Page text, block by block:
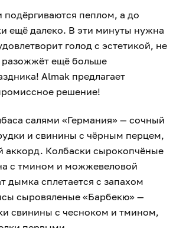
подёргиваются пеплом, а до
ещё далеко. В эти минуты нужна
голод с эстетикой, не
разожжёт ещё больше
Almak предлагает
решение!
салями «Германия» — сочный
и свинины с чёрным перцем,
аккорд. Колбаски сырокопчёные
с тмином и можжевеловой
дымка сплетается с запахом
сыровяленые «Барбекю» —
свинины с чесноком и тмином,